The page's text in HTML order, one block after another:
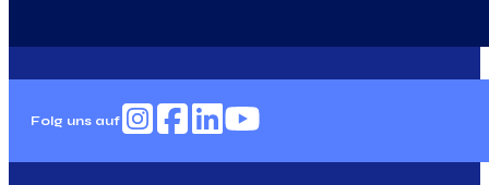
Folg uns auf